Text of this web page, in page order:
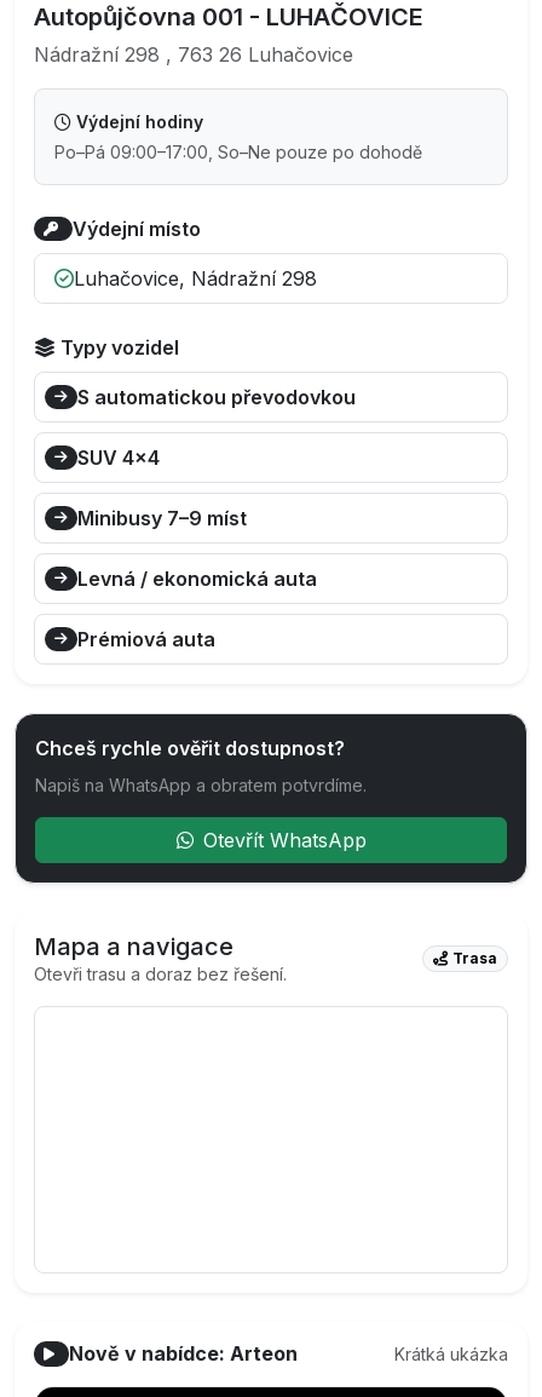
Autopůjčovna 001 - LUHAČOVICE
Nádražní 298 , 763 26 Luhačovice
Výdejní hodiny
Po–Pá 09:00–17:00, So–Ne pouze po dohodě
Výdejní místo
Luhačovice, Nádražní 298
Typy vozidel
S automatickou převodovkou
SUV 4×4
Minibusy 7–9 míst
Levná / ekonomická auta
Prémiová auta
Chceš rychle ověřit dostupnost?
Napiš na WhatsApp a obratem potvrdíme.
Otevřít WhatsApp
Mapa a navigace
Otevři trasu a doraz bez řešení.
Trasa
Nově v nabídce: Arteon Krátká ukázka